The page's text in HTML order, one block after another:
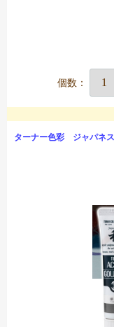
個数：
ターナー色彩 ジャパネ